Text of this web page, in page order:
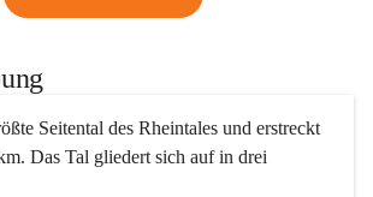
Seitental des Rheintales und erstreckt
Das Tal gliedert sich auf in drei